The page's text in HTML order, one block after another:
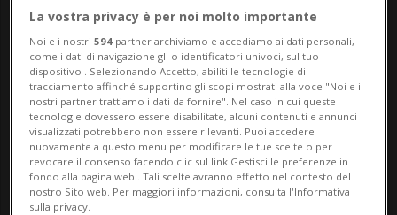
ZURIGO 2 mesi
Scontro frontale: tre feriti, uno
è grave
La vostra privacy è per noi molto importante
Noi e i nostri594 partner archiviamo e accediamo ai dati personali,
come i dati di navigazione gli o identificatori univoci, sul tuo
dispositivo . Selezionando Accetto, abiliti le tecnologie di
tracciamento affinché supportino gli scopi mostrati alla voce "Noi e i
nostri partner trattiamo i dati da fornire". Nel caso in cui queste
tecnologie dovessero essere disabilitate, alcuni contenuti e annunci
visualizzati potrebbero non essere rilevanti. Puoi accedere
nuovamente a questo menu per modificare le tue scelte o per
revocare il consenso facendo clic sul link Gestisci le preferenze in
fondo alla pagina web.. Tali scelte avranno effetto nel contesto del
nostro Sito web. Per maggiori informazioni, consulta l'Informativa
sulla privacy.